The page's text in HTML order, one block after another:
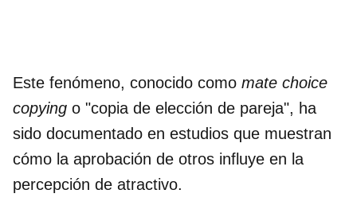
Este fenómeno, conocido como mate choice
copying o "copia de elección de pareja", ha
sido documentado en estudios que muestran
cómo la aprobación de otros influye en la
percepción de atractivo.